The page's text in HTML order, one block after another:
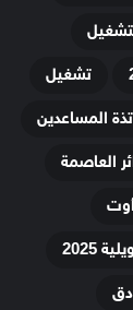
تشغيل
المساعدين
العاصمة
2025